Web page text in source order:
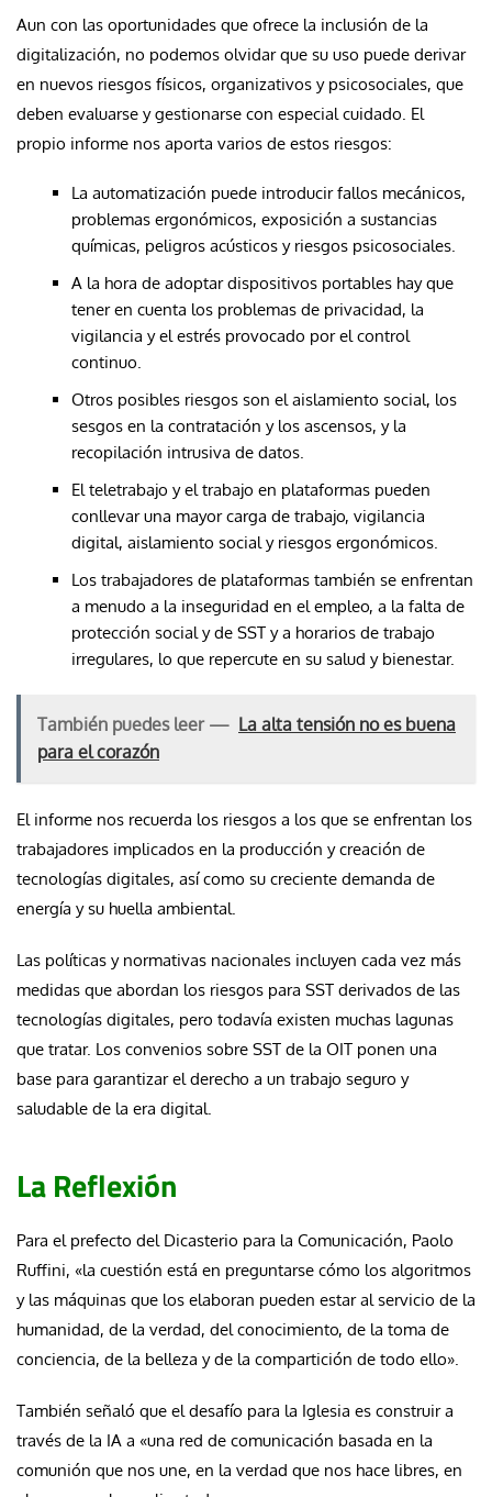
Aun con las oportunidades que ofrece la inclusión de la
digitalización, no podemos olvidar que su uso puede derivar
en nuevos riesgos físicos, organizativos y psicosociales, que
deben evaluarse y gestionarse con especial cuidado. El
propio informe nos aporta varios de estos riesgos:
La automatización puede introducir fallos mecánicos,
problemas ergonómicos, exposición a sustancias
químicas, peligros acústicos y riesgos psicosociales.
A la hora de adoptar dispositivos portables hay que
tener en cuenta los problemas de privacidad, la
vigilancia y el estrés provocado por el control
continuo.
Otros posibles riesgos son el aislamiento social, los
sesgos en la contratación y los ascensos, y la
recopilación intrusiva de datos.
El teletrabajo y el trabajo en plataformas pueden
conllevar una mayor carga de trabajo, vigilancia
digital, aislamiento social y riesgos ergonómicos.
Los trabajadores de plataformas también se enfrentan
a menudo a la inseguridad en el empleo, a la falta de
protección social y de SST y a horarios de trabajo
irregulares, lo que repercute en su salud y bienestar.
También puedes leer — La alta tensión no es buena
para el corazón
El informe nos recuerda los riesgos a los que se enfrentan los
trabajadores implicados en la producción y creación de
tecnologías digitales, así como su creciente demanda de
energía y su huella ambiental.
Las políticas y normativas nacionales incluyen cada vez más
medidas que abordan los riesgos para SST derivados de las
tecnologías digitales, pero todavía existen muchas lagunas
que tratar. Los convenios sobre SST de la OIT ponen una
base para garantizar el derecho a un trabajo seguro y
saludable de la era digital.
La Reflexión
Para el prefecto del Dicasterio para la Comunicación, Paolo
Ruffini, «la cuestión está en preguntarse cómo los algoritmos
y las máquinas que los elaboran pueden estar al servicio de la
humanidad, de la verdad, del conocimiento, de la toma de
conciencia, de la belleza y de la compartición de todo ello».
También señaló que el desafío para la Iglesia es construir a
través de la IA a «una red de comunicación basada en la
comunión que nos une, en la verdad que nos hace libres, en